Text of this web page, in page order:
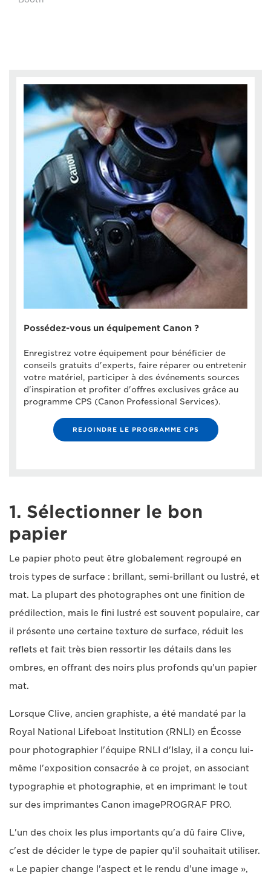
Possédez-vous un équipement Canon ?
Enregistrez votre équipement pour bénéficier de
conseils gratuits d'experts, faire réparer ou entretenir
votre matériel, participer à des événements sources
d'inspiration et profiter d'offres exclusives grâce au
programme CPS (Canon Professional Services).
REJOINDRE LE PROGRAMME CPS
1. Sélectionner le bon
papier
Le papier photo peut être globalement regroupé en
trois types de surface : brillant, semi-brillant ou lustré, et
mat. La plupart des photographes ont une finition de
prédilection, mais le fini lustré est souvent populaire, car
il présente une certaine texture de surface, réduit les
reflets et fait très bien ressortir les détails dans les
ombres, en offrant des noirs plus profonds qu'un papier
mat.
Lorsque Clive, ancien graphiste, a été mandaté par la
Royal National Lifeboat Institution (RNLI) en Écosse
pour photographier l'équipe RNLI d'Islay, il a conçu lui-
même l'exposition consacrée à ce projet, en associant
typographie et photographie, et en imprimant le tout
sur des imprimantes Canon imagePROGRAF PRO.
L'un des choix les plus importants qu'a dû faire Clive,
c'est de décider le type de papier qu'il souhaitait utiliser.
« Le papier change l'aspect et le rendu d'une image »,